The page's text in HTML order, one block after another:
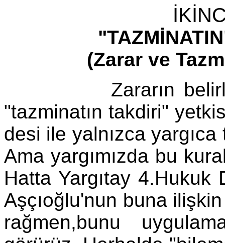
(Zarar ve
Zararın
"tazminatın takdiri"
desi ile yalnızca
Ama yargımızda bu
Hatta Yargıtay
Aşçıoğlu'nun buna ilişkin
rağmen,bunu